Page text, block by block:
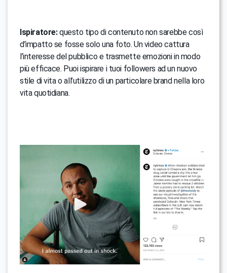
Ispiratore:questo tipo di contenuto non sarebbe così
d’impatto se fosse solo una foto. Un video cattura
l’interesse del pubblico e trasmette emozioni in modo
più efficace. Puoi ispirare i tuoi followers ad un nuovo
stile di vita o all’utilizzo di un particolare brand nella loro
vita quotidiana.